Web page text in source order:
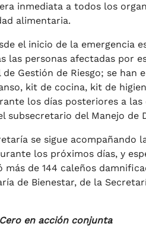
inmediata a todos los
alimentaria.
el inicio de la emergencia
las personas afectadas por
Gestión de Riesgo; se han
kit de cocina, kit de
los días posteriores a las
subsecretario del Manejo de
se sigue acompañando
los próximos días, y
más de 144 caleños
de Bienestar, de la
en acción conjunta